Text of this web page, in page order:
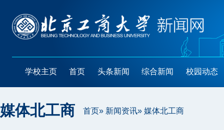
学校主页 首页 头条新闻 综合新闻 校园动态
媒体北工商 首页» 新闻资讯» 媒体北工商